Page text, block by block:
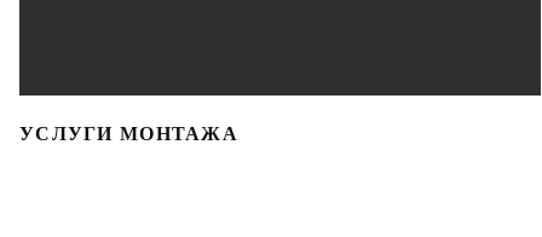
УСЛУГИ МОНТАЖА